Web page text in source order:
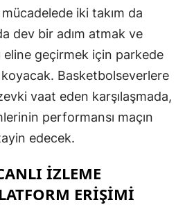
iki takım da
dev bir adım atmak ve
geçirmek için parkede
Basketbolseverlere
vaat eden karşılaşmada,
performansı maçın
edecek.
İZLEME
ERIŞIMI